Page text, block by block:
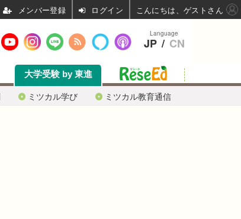
ミツカル学び ミツカル教育通信
大学受験 by 東進
Language
JP / CN
ログイン こんにちは、ゲストさん